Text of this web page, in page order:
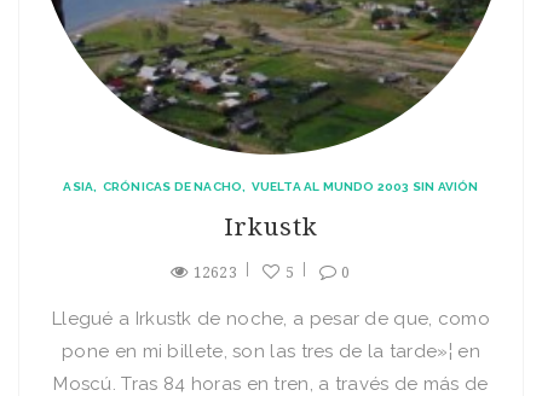
ASIA CRÓNICAS DE NACHO VUELTA AL MUNDO 2003 SIN AVIÓN
Irkustk
12623 5 0
Llegué a Irkustk de noche, a pesar de que, como
pone en mi billete, son las tres de la tarde»¦ en
Moscú. Tras 84 horas en tren, a través de más de